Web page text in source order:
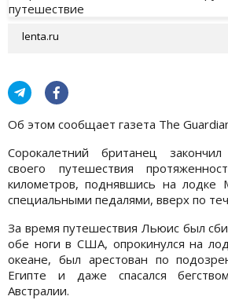
lenta.ru
Об этом сообщает газета The
Сорокалетний британец
своего путешествия
километров, поднявшись на лодке
специальными педалями, вверх по
За время путешествия Льюис был
обе ноги в США, опрокинулся на
океане, был арестован по
Египте и даже спасался
Австралии.